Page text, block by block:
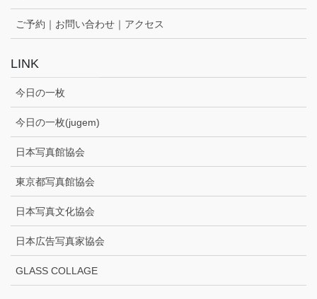
ご予約｜お問い合わせ｜アクセス
LINK
今日の一枚
今日の一枚(jugem)
日本写真館協会
東京都写真館協会
日本写真文化協会
日本広告写真家協会
GLASS COLLAGE